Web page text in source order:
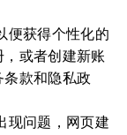
便获得个性化的
或者创建新账
款和隐私政
现问题，网页建